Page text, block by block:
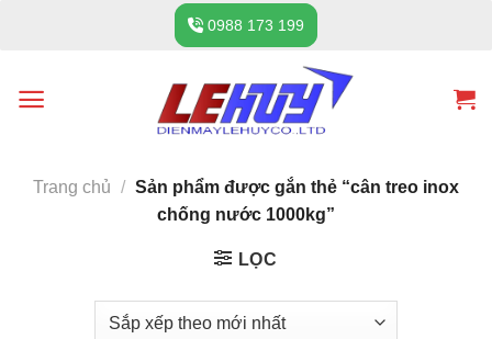
0988 173 199
Trang chủ / Sản phẩm được gắn thẻ “cân treo inox
chống nước 1000kg”
LỌC